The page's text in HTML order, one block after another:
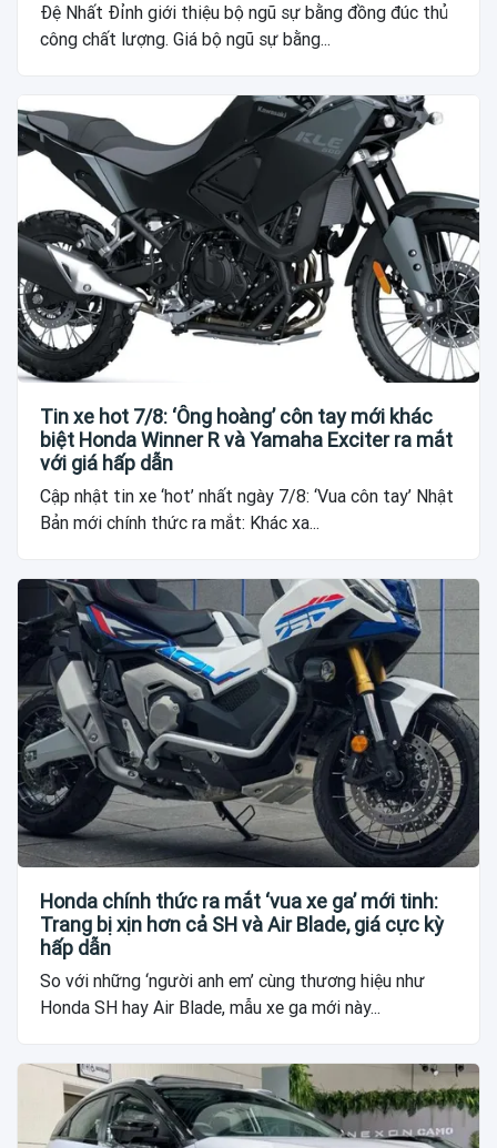
Đệ Nhất Đỉnh giới thiệu bộ ngũ sự bằng đồng đúc thủ
công chất lượng. Giá bộ ngũ sự bằng...
Tin xe hot 7/8: ‘Ông hoàng’ côn tay mới khác
biệt Honda Winner R và Yamaha Exciter ra mắt
với giá hấp dẫn
Cập nhật tin xe ‘hot’ nhất ngày 7/8: ‘Vua côn tay’ Nhật
Bản mới chính thức ra mắt: Khác xa...
Honda chính thức ra mắt ‘vua xe ga’ mới tinh:
Trang bị xịn hơn cả SH và Air Blade, giá cực kỳ
hấp dẫn
So với những ‘người anh em’ cùng thương hiệu như
Honda SH hay Air Blade, mẫu xe ga mới này...